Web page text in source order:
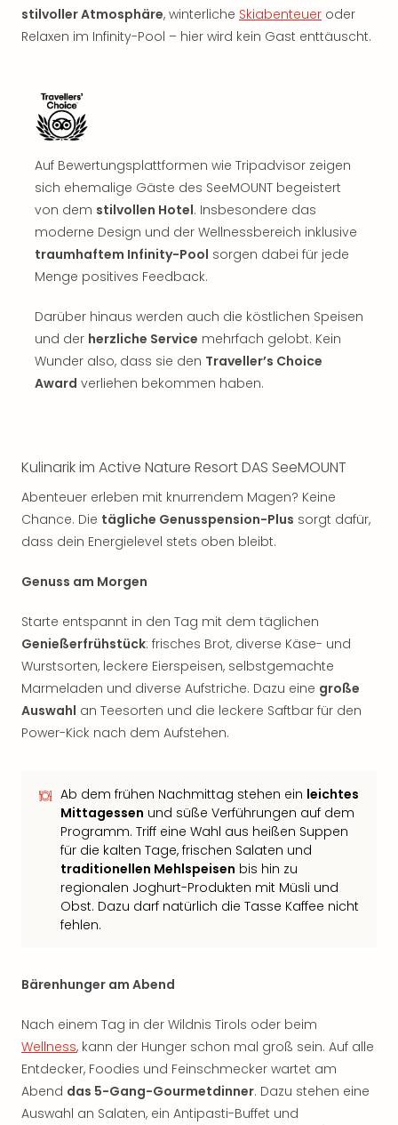
stilvoller Atmosphäre, winterliche Skiabenteuer oder
Relaxen im Infinity-Pool – hier wird kein Gast enttäuscht.
Auf Bewertungsplattformen wie Tripadvisor zeigen
sich ehemalige Gäste des SeeMOUNT begeistert
von dem stilvollen Hotel. Insbesondere das
moderne Design und der Wellnessbereich inklusive
traumhaftem Infinity-Pool sorgen dabei für jede
Menge positives Feedback.
Darüber hinaus werden auch die köstlichen Speisen
und der herzliche Service mehrfach gelobt. Kein
Wunder also, dass sie den Traveller’s Choice
Award verliehen bekommen haben.
Kulinarik im Active Nature Resort DAS SeeMOUNT
Abenteuer erleben mit knurrendem Magen? Keine
Chance. Die tägliche Genusspension-Plus sorgt dafür,
dass dein Energielevel stets oben bleibt.
Genuss am Morgen
Starte entspannt in den Tag mit dem täglichen
Genießerfrühstück: frisches Brot, diverse Käse- und
Wurstsorten, leckere Eierspeisen, selbstgemachte
Marmeladen und diverse Aufstriche. Dazu eine große
Auswahl an Teesorten und die leckere Saftbar für den
Power-Kick nach dem Aufstehen.
Ab dem frühen Nachmittag stehen ein leichtes
Mittagessen und süße Verführungen auf dem
Programm. Triff eine Wahl aus heißen Suppen
für die kalten Tage, frischen Salaten und
traditionellen Mehlspeisen bis hin zu
regionalen Joghurt-Produkten mit Müsli und
Obst. Dazu darf natürlich die Tasse Kaffee nicht
fehlen.
Bärenhunger am Abend
Nach einem Tag in der Wildnis Tirols oder beim
Wellness, kann der Hunger schon mal groß sein. Auf alle
Entdecker, Foodies und Feinschmecker wartet am
Abend das 5-Gang-Gourmetdinner. Dazu stehen eine
Auswahl an Salaten, ein Antipasti-Buffet und